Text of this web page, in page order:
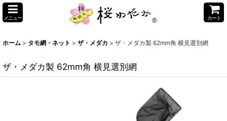
メニュー カート
ホーム > タモ網・ネット > ザ・メダカ > ザ・メダカ製 62mm角 横見選別網
ザ・メダカ製 62mm角 横見選別網